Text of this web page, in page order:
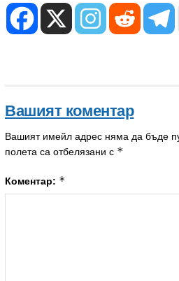
Вашият коментар
Вашият имейл адрес няма да бъде
полета са отбелязани с *
Коментар: *